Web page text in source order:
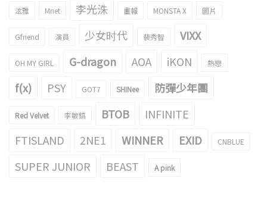
泫雅 Mnet 李光洙 畫報 MONSTA X 圖片
Gfriend 演員 少女时代 裴秀智 VIXX
OH MY GIRL G-dragon AOA iKON 熱戀
f(x) PSY GOT7 SHINee 防彈少年團
Red Velvet 李敏鎬 BTOB
INFINITE
FTISLAND
2NE1 WINNER EXID CNBLUE
SUPER JUNIOR BEAST A pink